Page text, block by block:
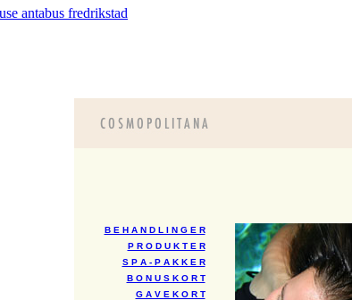
antabus fredrikstad
B E H A N D L I N G E R
P R O D U K T E R
S P A - P A K K E R
B O N U S K O R T
G A V E K O R T